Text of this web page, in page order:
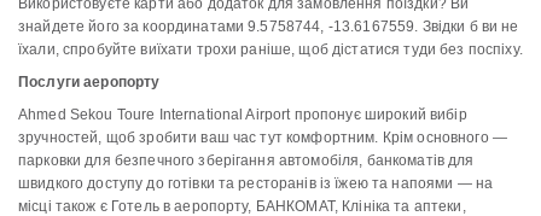
Використовуєте карти або додаток для замовлення поїздки? Ви
знайдете його за координатами 9.5758744, -13.6167559. Звідки б ви не
їхали, спробуйте виїхати трохи раніше, щоб дістатися туди без поспіху.
Послуги аеропорту
Ahmed Sekou Toure International Airport пропонує широкий вибір
зручностей, щоб зробити ваш час тут комфортним. Крім основного —
парковки для безпечного зберігання автомобіля, банкоматів для
швидкого доступу до готівки та ресторанів із їжею та напоями — на
місці також є Готель в аеропорту, БАНКОМАТ, Клініка та аптеки,